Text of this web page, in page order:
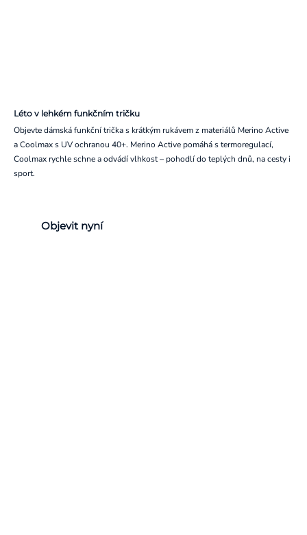
Léto v lehkém funkčním tričku
Objevte dámská funkční trička s krátkým rukávem z materiálů Merino Active
a Coolmax s UV ochranou 40+. Merino Active pomáhá s termoregulací,
Coolmax rychle schne a odvádí vlhkost – pohodlí do teplých dnů, na cesty i
sport.
Objevit nyní